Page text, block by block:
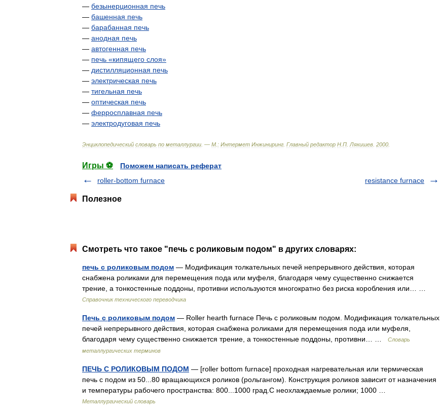
— безынерционная печь
— башенная печь
— барабанная печь
— анодная печь
— автогенная печь
— печь «кипящего слоя»
— дистилляционная печь
— электрическая печь
— тигельная печь
— оптическая печь
— ферросплавная печь
— электродуговая печь
Энциклопедический словарь по металлургии . — М : Интермет Инжиниринг Главный редактор Н П Лякишев 2000
Игры ⚽
Поможем написать реферат
roller-bottom furnace
resistance furnace
Полезное
Смотреть что такое "печь с роликовым подом" в других словарях:
печь с роликовым подом — Модификация толкательных печей непрерывного действия, которая
снабжена роликами для перемещения пода или муфеля, благодаря чему существенно снижается
трение, а тонкостенные поддоны, противни используются многократно без риска коробления или… …
Справочник технического переводчика
Печь с роликовым подом — Roller hearth furnace Печь с роликовым подом. Модификация толкательных
печей непрерывного действия, которая снабжена роликами для перемещения пода или муфеля,
благодаря чему существенно снижается трение, а тонкостенные поддоны, противни… …
Словарь
металлургических терминов
ПЕЧЬ С РОЛИКОВЫМ ПОДОМ — [roller bottom furnace] проходная нагревательная или термическая
печь с подом из 50...80 вращающихся роликов (рольгангом). Конструкция роликов зависит от назначения
и температуры рабочего пространства: 800...1000 град.C неохлаждаемые ролики; 1000 …
Металлургический словарь